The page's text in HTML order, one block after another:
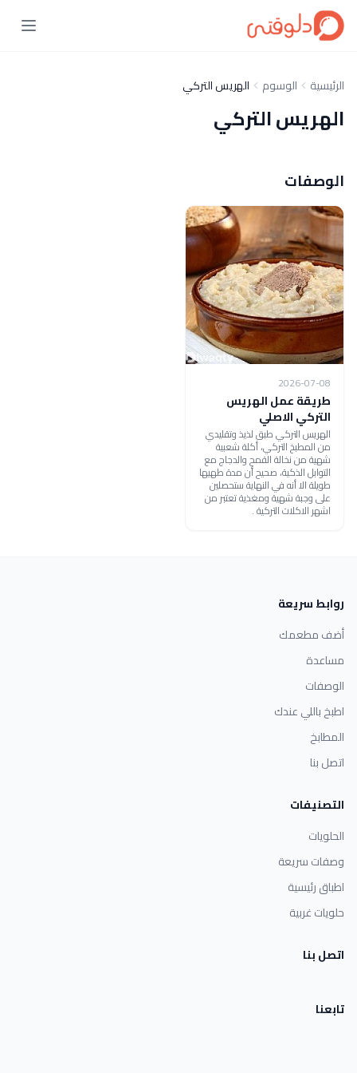
الرئيسية الوسوم الهريس التركي
الهريس التركي
الوصفات
2026-07-08
طريقة عمل الهريس
التركي الاصلي
الهريس التركي طبق لذيذ وتقليدي
من المطبخ التركي، أكلة شعبية
شهية من نخالة القمح والدجاج مع
التوابل الذكية، صحيح أن مدة طهيها
طويلة الا أنه في النهاية ستحصلين
على وجبة شهية ومغذية تعتبر من
اشهر الاكلات التركية .
روابط سريعة
أضف مطعمك
مساعدة
الوصفات
اطبخ باللي عندك
المطابخ
اتصل بنا
التصنيفات
الحلويات
وصفات سريعة
اطباق رئيسية
حلويات غربية
اتصل بنا
تابعنا